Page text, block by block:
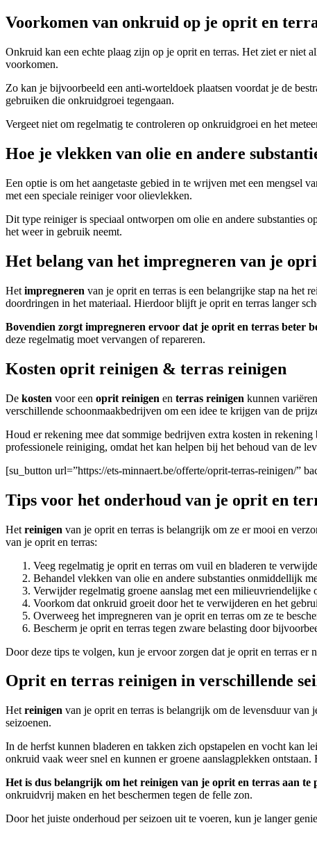
Voorkomen van onkruid op je oprit en
Onkruid kan een echte plaag zijn op je oprit en terras. Het ziet er niet
voorkomen.
Zo kan je bijvoorbeeld een anti-worteldoek plaatsen voordat je de
gebruiken die onkruidgroei tegengaan.
Vergeet niet om regelmatig te controleren op onkruidgroei en het
Hoe je vlekken van olie en andere
Een optie is om het aangetaste gebied in te wrijven met een mengsel
met een speciale reiniger voor olievlekken.
Dit type reiniger is speciaal ontworpen om olie en andere substanties
het weer in gebruik neemt.
Het belang van het impregneren van je
Het impregneren van je oprit en terras is een belangrijke stap na het
doordringen in het materiaal. Hierdoor blijft je oprit en terras langer
Bovendien zorgt impregneren ervoor dat je oprit en terras beter
deze regelmatig moet vervangen of repareren.
Kosten oprit reinigen & terras reinigen
De kosten voor een oprit reinigen en terras reinigen kunnen
verschillende schoonmaakbedrijven om een idee te krijgen van de
Houd er rekening mee dat sommige bedrijven extra kosten in
professionele reiniging, omdat het kan helpen bij het behoud van de
[su_button url=”https://ets-minnaert.be/offerte/oprit-terras-reinigen/”
Tips voor het onderhoud van je oprit en
Het reinigen van je oprit en terras is belangrijk om ze er mooi en
van je oprit en terras:
Veeg regelmatig je oprit en terras om vuil en bladeren te
Behandel vlekken van olie en andere substanties onmiddellijk
Verwijder regelmatig groene aanslag met een milieuvriendelijke
Voorkom dat onkruid groeit door het te verwijderen en het
Overweeg het impregneren van je oprit en terras om ze te
Bescherm je oprit en terras tegen zware belasting door
Door deze tips te volgen, kun je ervoor zorgen dat je oprit en terras
Oprit en terras reinigen in verschillende
Het reinigen van je oprit en terras is belangrijk om de levensduur van
seizoenen.
In de herfst kunnen bladeren en takken zich opstapelen en vocht kan
onkruid vaak weer snel en kunnen er groene aanslagplekken
Het is dus belangrijk om het reinigen van je oprit en terras aan te
onkruidvrij maken en het beschermen tegen de felle zon.
Door het juiste onderhoud per seizoen uit te voeren, kun je langer